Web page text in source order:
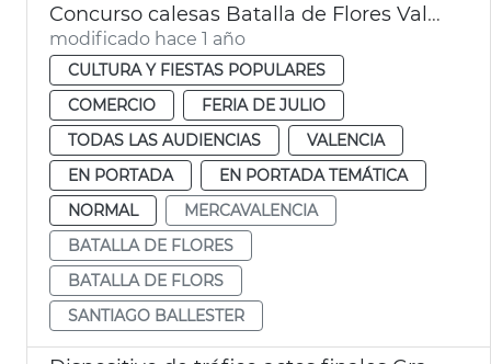
Concurso calesas Batalla de Flores València
modificado hace 1 año
CULTURA Y FIESTAS POPULARES
COMERCIO
FERIA DE JULIO
TODAS LAS AUDIENCIAS
VALENCIA
EN PORTADA
EN PORTADA TEMÁTICA
NORMAL
MERCAVALENCIA
BATALLA DE FLORES
BATALLA DE FLORS
SANTIAGO BALLESTER